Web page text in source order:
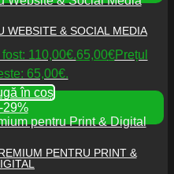
WEBSITE & SOCIAL MEDIA
110,00€.65,00€Prețul
65,00€.
în coș
-29%
PENTRU PRINT &